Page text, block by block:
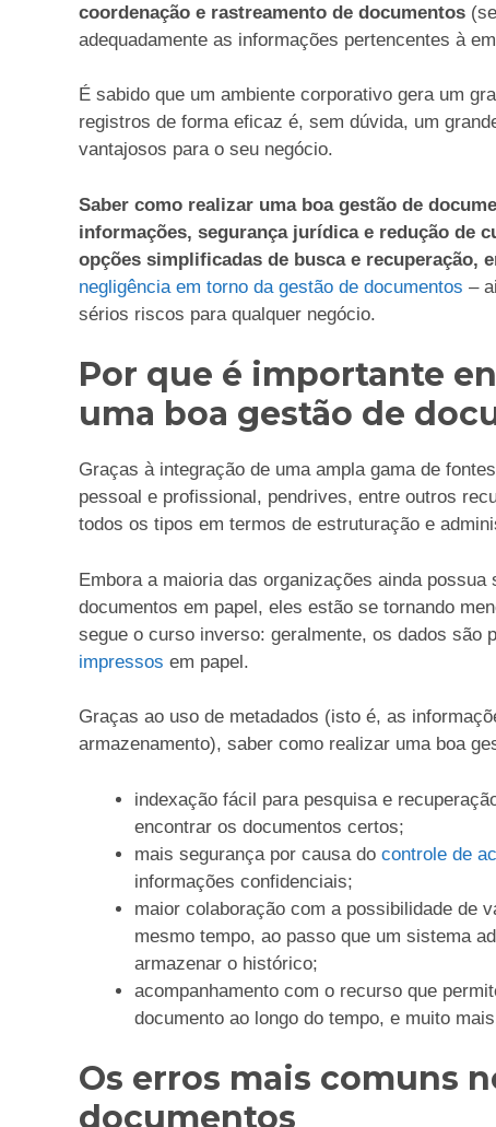
coordenação e rastreamento de documentos
adequadamente as informações pertencentes à
É sabido que um ambiente corporativo gera um
registros de forma eficaz é, sem dúvida, um
vantajosos para o seu negócio.
Saber como realizar uma boa gestão de
informações, segurança jurídica e redução de
opções simplificadas de busca e recuperação,
negligência em torno da gestão de documentos –
sérios riscos para qualquer negócio.
Por que é importante
uma boa gestão de
Graças à integração de uma ampla gama de
pessoal e profissional, pendrives, entre outros
todos os tipos em termos de estruturação e
Embora a maioria das organizações ainda
documentos em papel, eles estão se tornando
segue o curso inverso: geralmente, os dados são
impressos em papel.
Graças ao uso de metadados (isto é, as
armazenamento), saber como realizar uma boa
indexação fácil para pesquisa e
encontrar os documentos certos;
mais segurança por causa do controle de
informações confidenciais;
maior colaboração com a possibilidade de
mesmo tempo, ao passo que um sistema
armazenar o histórico;
acompanhamento com o recurso que
documento ao longo do tempo, e muito
Os erros mais comuns
documentos